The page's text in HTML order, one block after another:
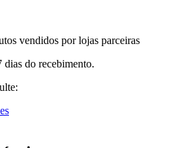
vendidos por lojas parceiras
do recebimento.